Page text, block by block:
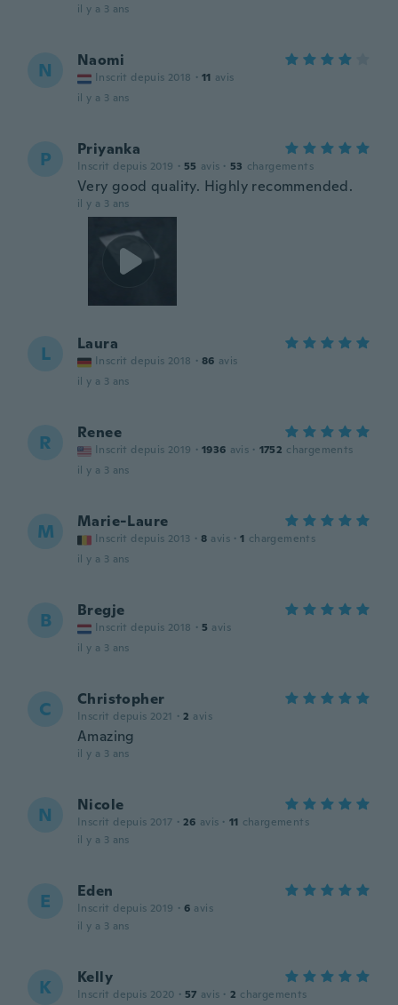
il y a 3 ans
N Naomi
Inscrit depuis 2018 · 11 avis
il y a 3 ans
P Priyanka
Inscrit depuis 2019 · 55 avis · 53 chargements
Very good quality. Highly recommended.
il y a 3 ans
L Laura
Inscrit depuis 2018 · 86 avis
il y a 3 ans
R Renee
Inscrit depuis 2019 · 1936 avis · 1752 chargements
il y a 3 ans
M Marie-Laure
Inscrit depuis 2013 · 8 avis · 1 chargements
il y a 3 ans
B Bregje
Inscrit depuis 2018 · 5 avis
il y a 3 ans
C Christopher
Inscrit depuis 2021 · 2 avis
Amazing
il y a 3 ans
N Nicole
Inscrit depuis 2017 · 26 avis · 11 chargements
il y a 3 ans
E Eden
Inscrit depuis 2019 · 6 avis
il y a 3 ans
K Kelly
Inscrit depuis 2020 · 57 avis · 2 chargements